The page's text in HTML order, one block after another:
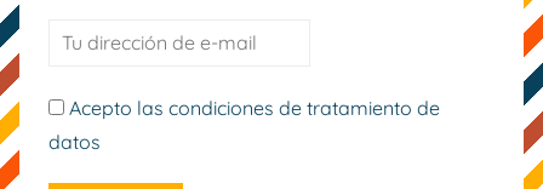
Acepto las condiciones de tratamiento de
datos